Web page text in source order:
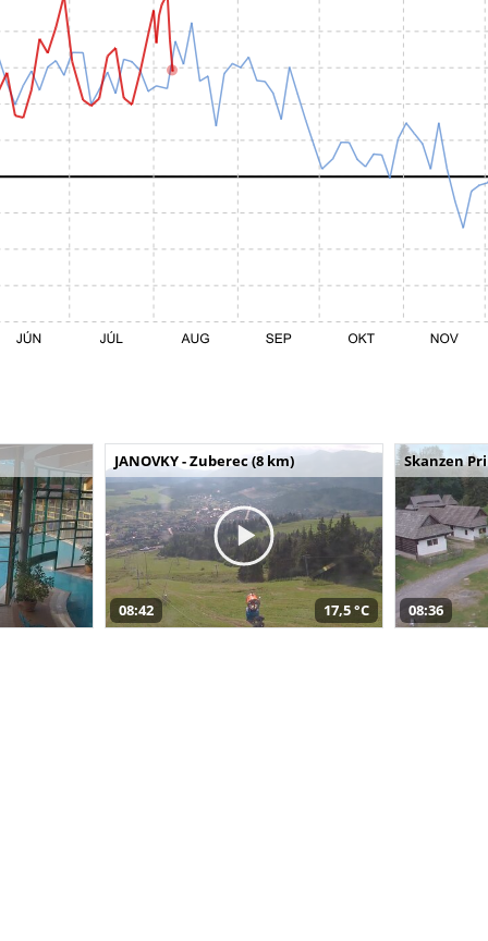
JANOVKY - Zuberec (8 km)
08:42 17,5 °C
Skanzen
08:36